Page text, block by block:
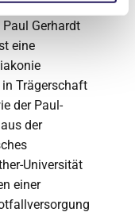
Gerhardt
eine
Trägerschaft
der Paul-
der
Universität
einer